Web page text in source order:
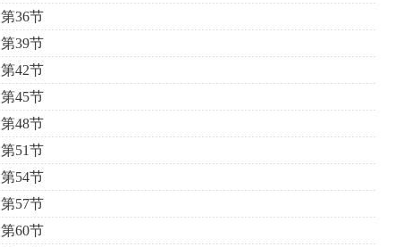
第36节
第39节
第42节
第45节
第48节
第51节
第54节
第57节
第60节